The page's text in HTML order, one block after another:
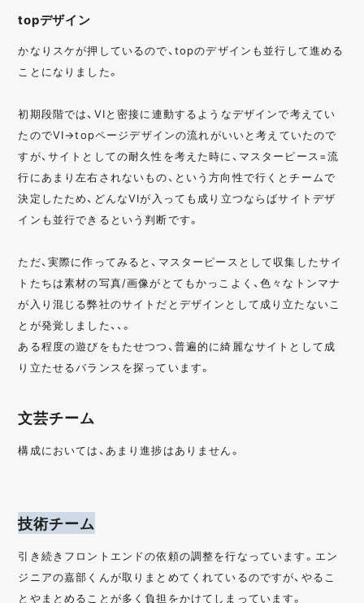
topデザイン
かなりスケが押しているので、topのデザインも並行して進める
ことになりました。
初期段階では、VIと密接に連動するようなデザインで考えてい
たのでVI→topページデザインの流れがいいと考えていたので
すが、サイトとしての耐久性を考えた時に、マスターピース=流
行にあまり左右されないもの、という方向性で行くとチームで
決定したため、どんなVIが入っても成り立つならばサイトデザ
インも並行できるという判断です。
ただ、実際に作ってみると、マスターピースとして収集したサイ
トたちは素材の写真/画像がとてもかっこよく、色々なトンマナ
が入り混じる弊社のサイトだとデザインとして成り立たないこ
とが発覚しました、、。
ある程度の遊びをもたせつつ、普遍的に綺麗なサイトとして成
り立たせるバランスを探っています。
文芸チーム
構成においては、あまり進捗はありません。
技術チーム
引き続きフロントエンドの依頼の調整を行なっています。エン
ジニアの嘉部くんが取りまとめてくれているのですが、やるこ
とやまとめることが多く負担をかけてしまっています。